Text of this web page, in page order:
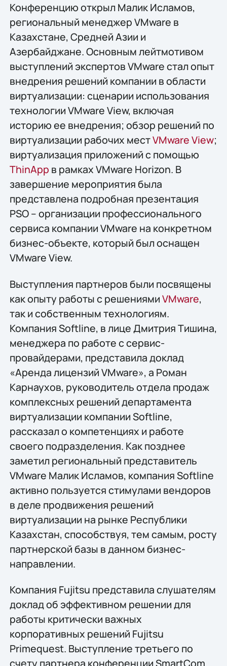
Конференцию открыл Малик Исламов,
региональный менеджер VMware в
Казахстане, Средней Азии и
Азербайджане. Основным лейтмотивом
выступлений экспертов VMware стал опыт
внедрения решений компании в области
виртуализации: сценарии использования
технологии VMware View, включая
историю ее внедрения; обзор решений по
виртуализации рабочих местVMware View;
виртуализация приложений с помощью
ThinApp в рамках VMware Horizon. В
завершение мероприятия была
представлена подробная презентация
PSO – организации профессионального
сервиса компании VMware на конкретном
бизнес-объекте, который был оснащен
VMware View.
Выступления партнеров были посвящены
как опыту работы с решениямиVMware,
так и собственным технологиям.
Компания Softline, в лице Дмитрия Тишина,
менеджера по работе с сервис-
провайдерами, представила доклад
«Аренда лицензий VMware», а Роман
Карнаухов, руководитель отдела продаж
комплексных решений департамента
виртуализации компании Softline,
рассказал о компетенциях и работе
своего подразделения. Как позднее
заметил региональный представитель
VMware Малик Исламов, компания Softline
активно пользуется стимулами вендоров
в деле продвижения решений
виртуализации на рынке Республики
Казахстан, способствуя, тем самым, росту
партнерской базы в данном бизнес-
направлении.
Компания Fujitsu представила слушателям
доклад об эффективном решении для
работы критически важных
корпоративных решений Fujitsu
Primequest. Выступление третьего по
счету партнера конференции SmartCom